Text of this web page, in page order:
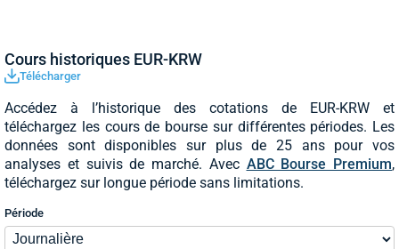
Cours historiques EUR-KRW
Télécharger
Accédez à l’historique des cotations de EUR-KRW et
téléchargez les cours de bourse sur différentes périodes. Les
données sont disponibles sur plus de 25 ans pour vos
analyses et suivis de marché. Avec ABC Bourse Premium,
téléchargez sur longue période sans limitations.
Période